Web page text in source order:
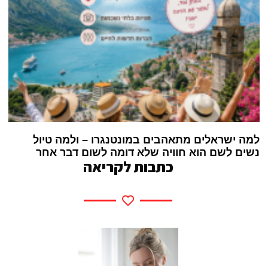
למה ישראלים מתאהבים במונטנגרו – ולמה טיול
נשים לשם הוא חוויה שלא דומה לשום דבר אחר
כתבות לקריאה